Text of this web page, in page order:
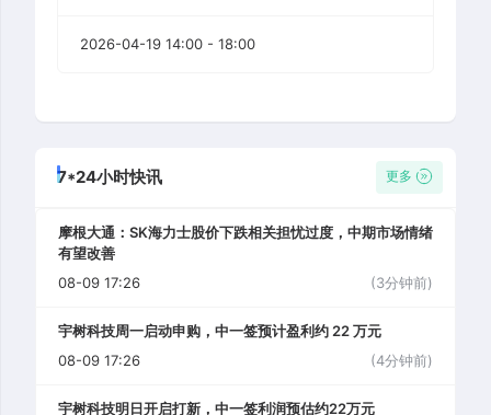
2026-04-19 14:00 - 18:00
7*24小时快讯 更多
摩根大通：SK海力士股价下跌相关担忧过度，中期市场情绪
有望改善
08-09 17:26
(3分钟前)
宇树科技周一启动申购，中一签预计盈利约 22 万元
08-09 17:26
(4分钟前)
宇树科技明日开启打新，中一签利润预估约22万元